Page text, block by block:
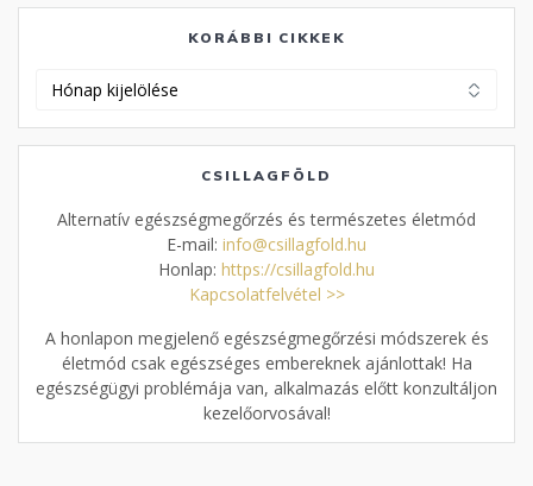
KORÁBBI CIKKEK
CSILLAGFÖLD
Alternatív egészségmegőrzés és természetes életmód
E-mail: info@csillagfold.hu
Honlap: https://csillagfold.hu
Kapcsolatfelvétel >>
A honlapon megjelenő egészségmegőrzési módszerek és
életmód csak egészséges embereknek ajánlottak! Ha
egészségügyi problémája van, alkalmazás előtt konzultáljon
kezelőorvosával!